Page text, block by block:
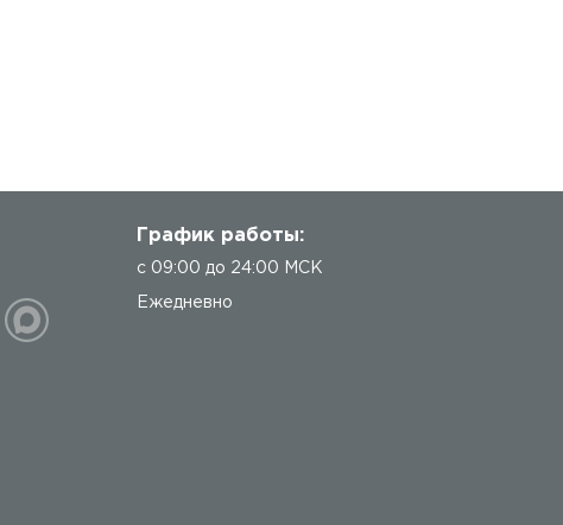
График работы:
с 09:00 до 24:00 МСК
Ежедневно